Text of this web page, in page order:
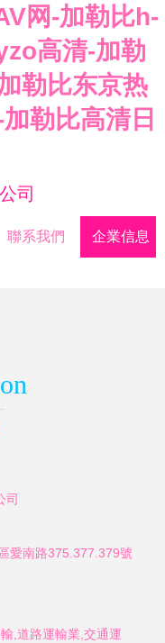
网-加勒比h-
高清-加勒
勒比东京热
勒比高清日
司
聯系我們 企業信息
司
愛南路375.377.379號
,道路運輸業,交通運